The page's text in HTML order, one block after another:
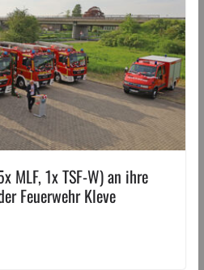
MLF, 1x TSF-W) an ihre
Feuerwehr Kleve